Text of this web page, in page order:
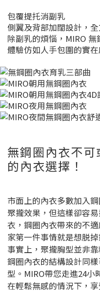
包覆提托消副乳
側翼及背部加闊設計，
除副乳的煩惱，MIRO
體驗仿如人手包圍的實在
無鋼圈內衣不
的內衣選擇！
市面上的內衣多數加入
聚攏效果，但這樣卻容
衣，鋼圈內衣帶來的不
家第一件事情就是想脱掉
事實上，聚攏胸型並非
鋼圈內衣的結構設計同
型。MIRO帶您走進24小
在輕鬆無感的情況下，